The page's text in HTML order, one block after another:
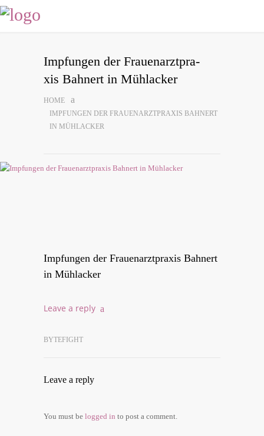
Imp­fun­gen der Frau­en­arzt­pra­
xis Bah­nert in Mühlacker
HOME
IMP­FUN­GEN DER FRAU­EN­ARZT­PRA­XIS BAH­NERT
IN MÜHLACKER
Imp­fun­gen der Frau­en­arzt­pra­xis Bah­nert
in Mühlacker
Lea­ve a reply
BYTEFIGHT
Lea­ve a reply
You must be log­ged in to post a comment.